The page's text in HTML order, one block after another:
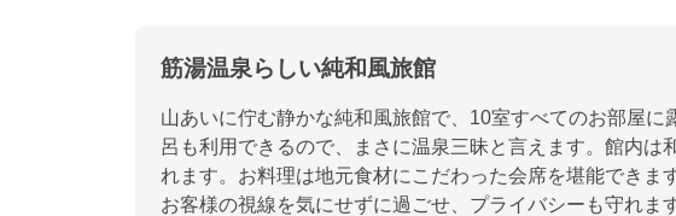
筋湯温泉らしい純和風旅館
山あいに佇む静かな純和風旅館で、10室すべてのお部屋
呂も利用できるので、まさに温泉三昧と言えます。館内は
れます。お料理は地元食材にこだわった会席を堪能できま
お客様の視線を気にせずに過ごせ、プライバシーも守れま